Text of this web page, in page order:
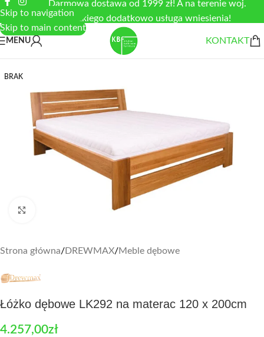
Skip to navigation
Skip to main content
Darmowa dostawa od 1999 zł! A na terenie woj.
łódzkiego dodatkowo usługa wniesienia!
MENU KONTAKT
BRAK
Strona główna/DREWMAX/Meble dębowe
Łóżko dębowe LK292 na materac 120 x 200cm
4.257,00zł